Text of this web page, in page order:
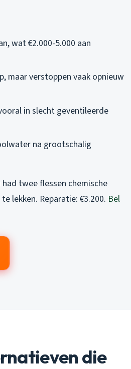
wat €2.000-5.000 aan
maar verstoppen vaak opnieuw
in slecht geventileerde
na grootschalig
twee flessen chemische
lekken. Reparatie: €3.200. Bel
die